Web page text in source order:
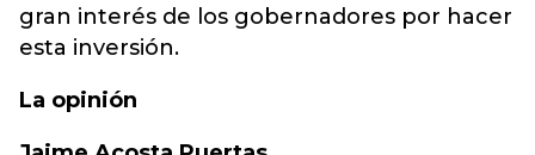
gran interés de los gobernadores por hacer
esta inversión.
La opinión